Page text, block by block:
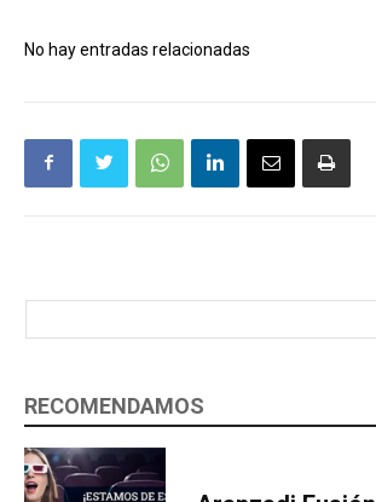
No hay entradas relacionadas
RECOMENDAMOS